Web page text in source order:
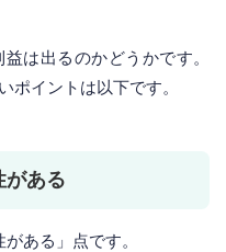
は出るのかどうかです。
ポイントは以下です。
がある
ある」点です。